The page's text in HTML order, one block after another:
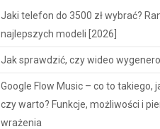
Jaki telefon do 3500 zł wybrać?
najlepszych modeli [2026]
Jak sprawdzić, czy wideo
Google Flow Music – co to takiego,
czy warto? Funkcje, możliwości i
wrażenia